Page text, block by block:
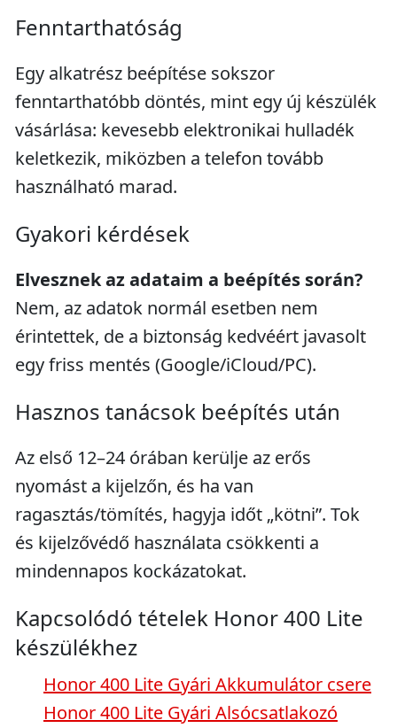
Fenntarthatóság
Egy alkatrész beépítése sokszor
fenntarthatóbb döntés, mint egy új készülék
vásárlása: kevesebb elektronikai hulladék
keletkezik, miközben a telefon tovább
használható marad.
Gyakori kérdések
Elvesznek az adataim a beépítés során?
Nem, az adatok normál esetben nem
érintettek, de a biztonság kedvéért javasolt
egy friss mentés (Google/iCloud/PC).
Hasznos tanácsok beépítés után
Az első 12–24 órában kerülje az erős
nyomást a kijelzőn, és ha van
ragasztás/tömítés, hagyja időt „kötni”. Tok
és kijelzővédő használata csökkenti a
mindennapos kockázatokat.
Kapcsolódó tételek Honor 400 Lite
készülékhez
Honor 400 Lite Gyári Akkumulátor csere
Honor 400 Lite Gyári Alsócsatlakozó